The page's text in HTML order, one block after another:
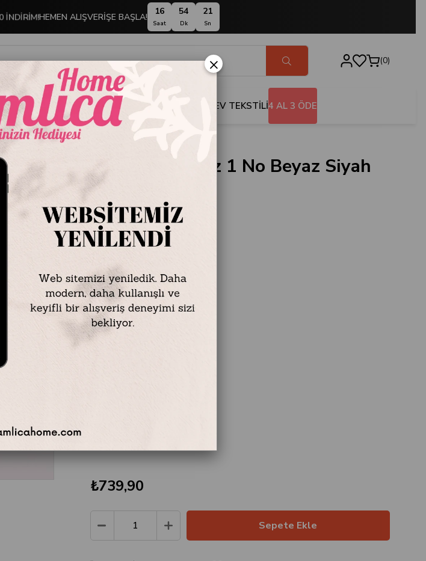
İNDİRİM!HEMEN ALIŞVERİŞE BAŞLA! 16
Saat
54
Dk
20
Sn
0
TABLO KOLEKSİYONU EV TEKSTİLİ4 AL 3 ÖDE
Emaye Kavanoz 1 No Beyaz Siyah
Stok Kodu
Marka:Emayra
Emaye Kavanoz 1 No Beyaz Siyah
Ölçüleri:
₺739,90
×